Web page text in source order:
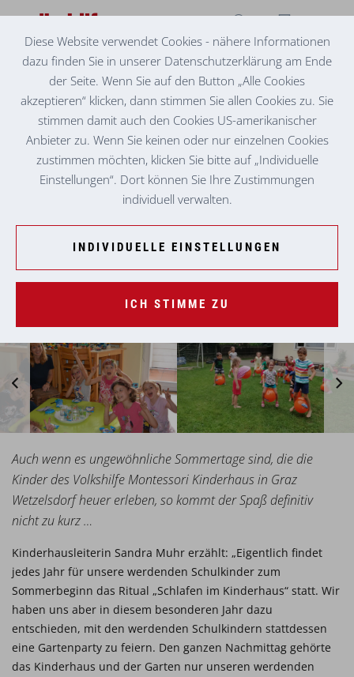
MONTESSORI KINDERHAUS GRAZ-WETZELSDORF
SOMMERSONNENTAGE IM KINDERHAUS
Auch wenn es ungewöhnliche Sommertage sind, die die
Kinder des Volkshilfe Montessori Kinderhaus in Graz
Wetzelsdorf heuer erleben, so kommt der Spaß definitiv
nicht zu kurz …
Kinderhausleiterin Sandra Muhr erzählt: „Eigentlich findet
jedes Jahr für unsere werdenden Schulkinder zum
Sommerbeginn das Ritual „Schlafen im Kinderhaus“ statt. Wir
haben uns aber in diesem besonderen Jahr dazu
entschieden, mit den werdenden Schulkindern stattdessen
eine Gartenparty zu feiern. Den ganzen Nachmittag gehörte
das Kinderhaus und der Garten nur unseren werdenden
Diese Website verwendet Cookies - nähere Informationen
dazu finden Sie in unserer Datenschutzerklärung am Ende
der Seite. Wenn Sie auf den Button „Alle Cookies
akzeptieren“ klicken, dann stimmen Sie allen Cookies zu. Sie
stimmen damit auch den Cookies US-amerikanischer
Anbieter zu. Wenn Sie keinen oder nur einzelnen Cookies
zustimmen möchten, klicken Sie bitte auf „Individuelle
Einstellungen“. Dort können Sie Ihre Zustimmungen
individuell verwalten.
INDIVIDUELLE EINSTELLUNGEN
ICH STIMME ZU